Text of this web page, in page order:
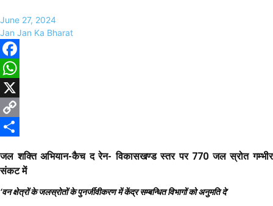
June 27, 2024
Jan Jan Ka Bharat
Facebook
WhatsApp
X
Copy
जल शक्ति अभियान-कैच द रेन- विकासखण्ड स्तर पर 770 जल स्रोत गम्भीर
संकट में
‘वन क्षेत्रों के जलस्रोतों के पुनर्जीवीकरण में केंद्र सम्बन्धित विभागों को अनुमति दे’